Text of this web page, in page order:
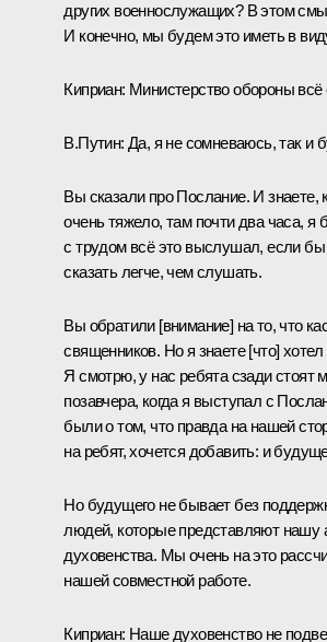
других военнослужащих? В этом
И конечно, мы будем это иметь в
Киприан: Министерство обороны всё
В.Путин: Да, я не сомневаюсь, так и
Вы сказали про Послание. И знаете,
очень тяжело, там почти два часа, я
с трудом всё это выслушал, если
сказать легче, чем слушать.
Вы обратили [внимание] на то, что
священников. Но я знаете [что]
Я смотрю, у нас ребята сзади стоят
позавчера, когда я выступал с
были о том, что правда на нашей
на ребят, хочется добавить: и
Но будущего не бывает без
людей, которые представляют нашу
духовенства. Мы очень на это
нашей совместной работе.
Киприан: Наше духовенство не